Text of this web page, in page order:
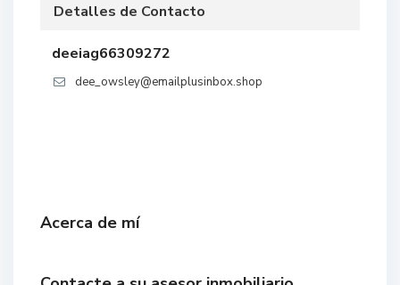
Detalles de Contacto
deeiag66309272
dee_owsley@emailplusinbox.shop
Acerca de mí